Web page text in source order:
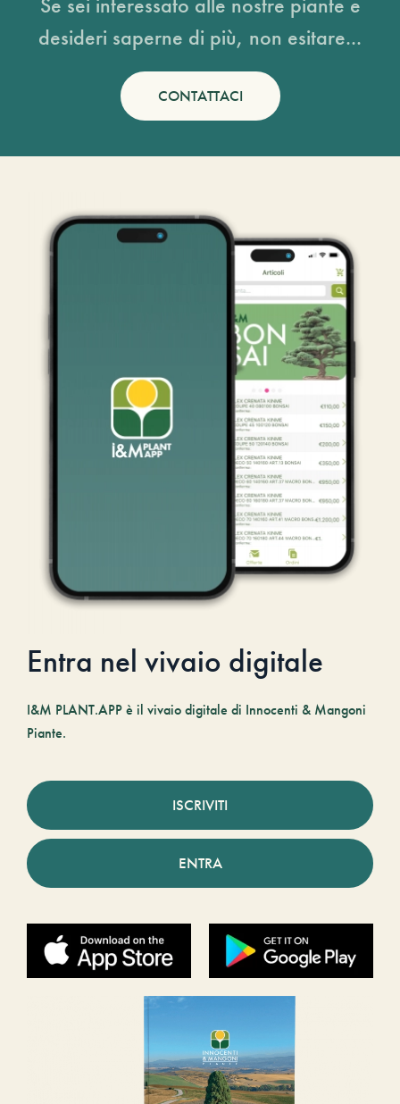
desideri saperne di più, non esitare...
CONTATTACI
Entra nel vivaio digitale
I&M PLANT.APP è il vivaio digitale di Innocenti & Mangoni
Piante.
ISCRIVITI
ENTRA